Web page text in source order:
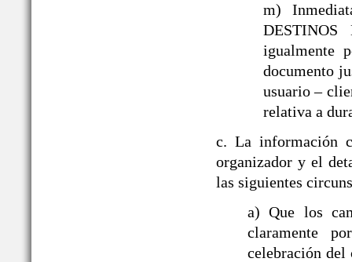
m)
igualmente
documento
usuario –
relativa a
c. La información
organizador y el
las siguientes
a) Que los
claramente
celebración del